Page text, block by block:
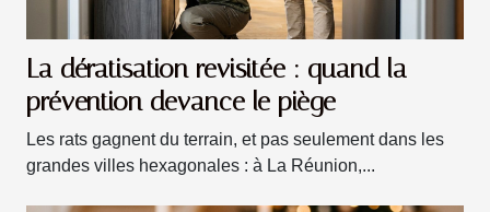
La dératisation revisitée : quand la
prévention devance le piège
Les rats gagnent du terrain, et pas seulement dans les
grandes villes hexagonales : à La Réunion,...